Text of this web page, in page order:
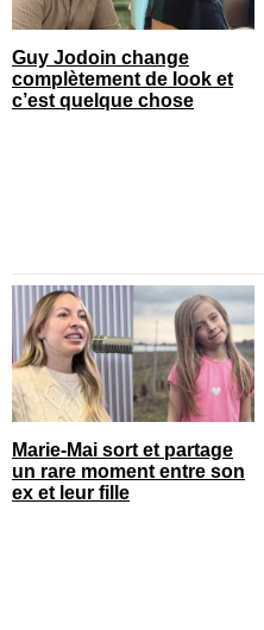
Guy Jodoin change
complètement de look et
c’est quelque chose
Marie-Mai sort et partage
un rare moment entre son
ex et leur fille